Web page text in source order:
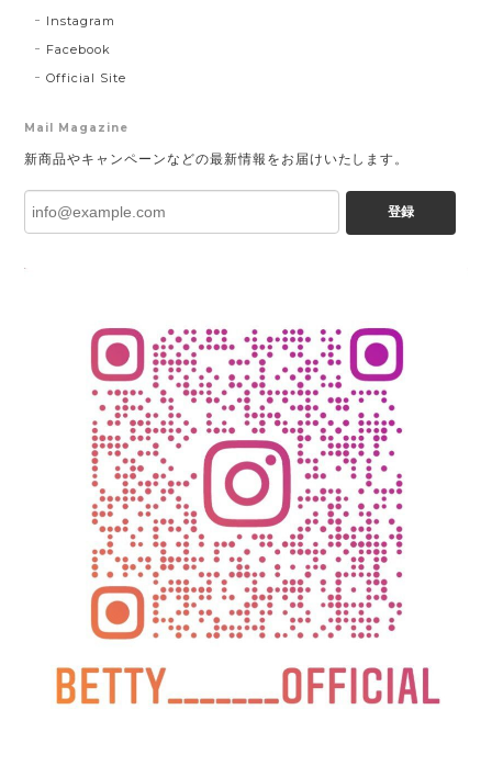
Instagram
Facebook
Official Site
Mail Magazine
新商品やキャンペーンなどの最新情報をお届けいたします。
登録